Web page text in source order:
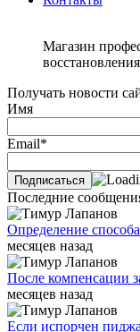
Магазин
Получать новости
Имя
Email*
Последние
Определение
месяцев назад
После компенсации
месяцев назад
Если испорчен